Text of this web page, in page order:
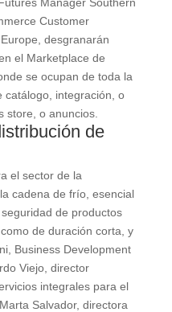
Customer
desgranarán
el Marketplace de
se ocupan de toda la
catálogo, integración, o
store, o anuncios.
de
el sector de la
cadena de frío, esencial
de productos
de duración corta, y
Business Development
Viejo, director
integrales para el
Salvador, directora